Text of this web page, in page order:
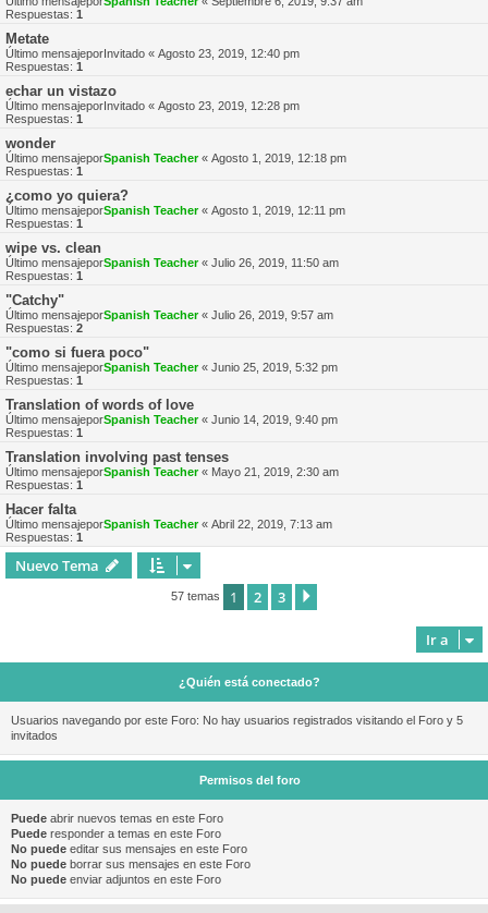
Respuestas: 1
Metate
Último mensajeporInvitado « Agosto 23, 2019, 12:40 pm
Respuestas: 1
echar un vistazo
Último mensajeporInvitado « Agosto 23, 2019, 12:28 pm
Respuestas: 1
wonder
Último mensajeporSpanish Teacher« Agosto 1, 2019, 12:18 pm
Respuestas: 1
¿como yo quiera?
Último mensajeporSpanish Teacher« Agosto 1, 2019, 12:11 pm
Respuestas: 1
wipe vs. clean
Último mensajeporSpanish Teacher« Julio 26, 2019, 11:50 am
Respuestas: 1
"Catchy"
Último mensajeporSpanish Teacher« Julio 26, 2019, 9:57 am
Respuestas: 2
"como si fuera poco"
Último mensajeporSpanish Teacher« Junio 25, 2019, 5:32 pm
Respuestas: 1
Translation of words of love
Último mensajeporSpanish Teacher« Junio 14, 2019, 9:40 pm
Respuestas: 1
Translation involving past tenses
Último mensajeporSpanish Teacher« Mayo 21, 2019, 2:30 am
Respuestas: 1
Hacer falta
Último mensajeporSpanish Teacher« Abril 22, 2019, 7:13 am
Respuestas: 1
Nuevo Tema
57 temas 1 2 3
Ir a
¿Quién está conectado?
Usuarios navegando por este Foro: No hay usuarios registrados visitando el Foro y 5
invitados
Permisos del foro
Puede abrir nuevos temas en este Foro
Puede responder a temas en este Foro
No puede editar sus mensajes en este Foro
No puede borrar sus mensajes en este Foro
No puede enviar adjuntos en este Foro